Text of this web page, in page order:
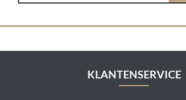
KLANTENSERVICE